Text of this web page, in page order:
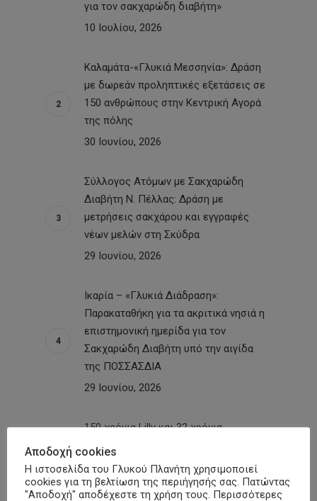
για τον σακχαρώδη διαβήτη»
10 Ιουλίου, 2026
Καλαμάτα-«Γλυκιά Μεσσηνία»: Δράση
με δωρεάν προληπτικές εξετάσεις σε
150 ανθρώπους στην Κεντρική Αγορά
της πόλης
30 Ιουνίου, 2026
Σύλλογος Ατόμων με Σακχαρώδη
Διαβήτη Ν. Πέλλας: Δράση με
μετρήσεις σακχάρου και εγγραφές
νέων μελών στη Σκύδρα
29 Ιουνίου, 2026
Ικαρία – «Γλυκιά Διάδραση»:
Παρακαταθήκη για τα ακριτικά νησιά η
επιστημονική ημερίδα για τον
Σακχαρώδη Διαβήτη υπό την αιγίδα
της ΠΟΣΣΑΣΔΙΑ
29 Ιουνίου, 2026
150 χρόνια Lilly και 32 χρόνια
Φαρμασέρβ-Λίλλυ: Eπετειακή
εκδήλωση – Εκπροσωπήθηκε και η
ΠΟΣΣΑΣΔΙΑ
Αποδοχή cookies
Η ιστοσελίδα του Γλυκού Πλανήτη χρησιμοποιεί
cookies για τη βελτίωση της περιήγησής σας. Πατώντας
"Αποδοχή" αποδέχεστε τη χρήση τους. Περισσότερες